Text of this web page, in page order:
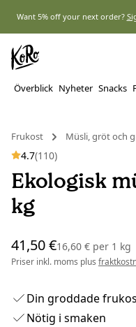
Want 5% off your next order?
Överblick Nyheter Snacks
Frukost
Müsli, gröt och
4.7(110)
Ekologisk
kg
41,50 €16,60 € per 1 kg
Priser inkl. moms plus
Din groddade
Nötig i smaken